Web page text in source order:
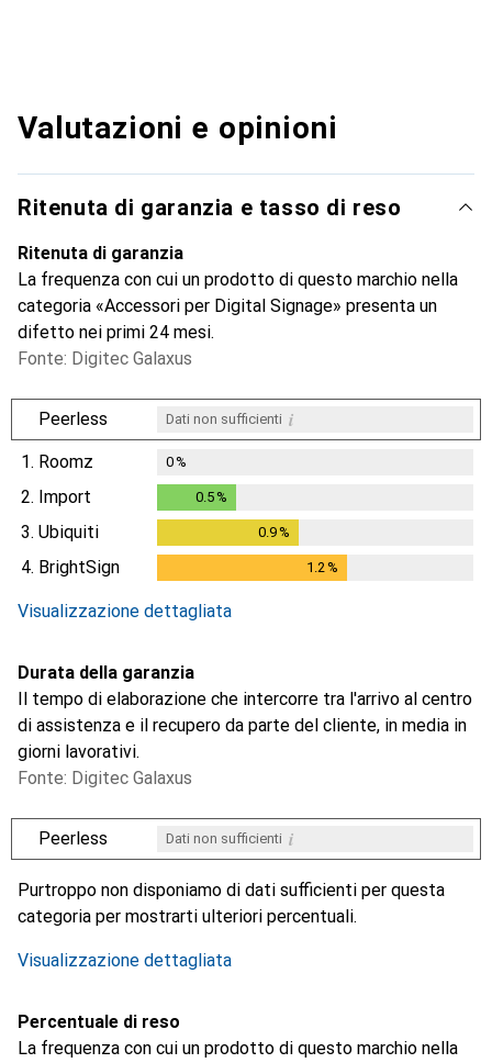
Valutazioni e opinioni
Ritenuta di garanzia e tasso di reso
Ritenuta di garanzia
La frequenza con cui un prodotto di questo marchio nella
categoria «Accessori per Digital Signage» presenta un
difetto nei primi 24 mesi.
Fonte: Digitec Galaxus
Peerless Dati non sufficienti i
1. Roomz 0%
2. Import 0.5%
3. Ubiquiti 0.9%
4. BrightSign 1.2 %
Visualizzazione dettagliata
Durata della garanzia
Il tempo di elaborazione che intercorre tra l'arrivo al centro
di assistenza e il recupero da parte del cliente, in media in
giorni lavorativi.
Fonte: Digitec Galaxus
Peerless Dati non sufficienti i
iiii
Purtroppo non disponiamo di dati sufficienti per questa
categoria per mostrarti ulteriori percentuali.
Visualizzazione dettagliata
Percentuale di reso
La frequenza con cui un prodotto di questo marchio nella